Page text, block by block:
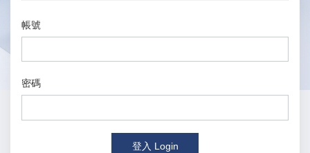
帳號
密碼
登入 Login